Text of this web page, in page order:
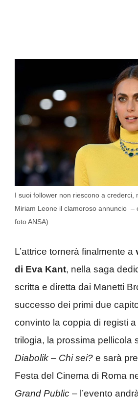
I suoi follower non riescono a crederci,
Miriam Leone il clamoroso annuncio –
foto ANSA)
L’attrice tornerà finalmente a
di Eva Kant, nella saga
scritta e diretta dai Manetti
successo dei primi due
convinto la coppia di registi
trilogia, la prossima pellicola
Diabolik – Chi sei? e sarà
Festa del Cinema di Roma
Grand Public – l’evento